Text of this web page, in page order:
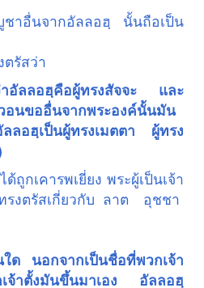
ชาอื่นจากอัลลอฮฺ นั้นถือเป็น
รัสว่า
าอัลลอฮฺคือผู้ทรงสัจจะ และ
อนขออื่นจากพระองค์นั้นมัน
ลอฮฺเป็นผู้ทรงเมตตา ผู้ทรง
62)
ถูกเคารพเยี่ยง พระผู้เป็นเจ้า
งตรัสเกี่ยวกับ ลาต อุชชา
ใด นอกจากเป็นชื่อที่พวกเจ้า
เจ้าตั้งมันขึ้นมาเอง อัลลอฮฺ